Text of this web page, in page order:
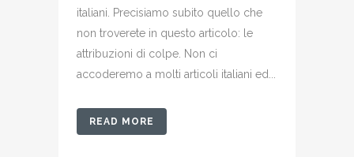
italiani. Precisiamo subito quello che
non troverete in questo articolo: le
attribuzioni di colpe. Non ci
accoderemo a molti articoli italiani ed...
READ MORE